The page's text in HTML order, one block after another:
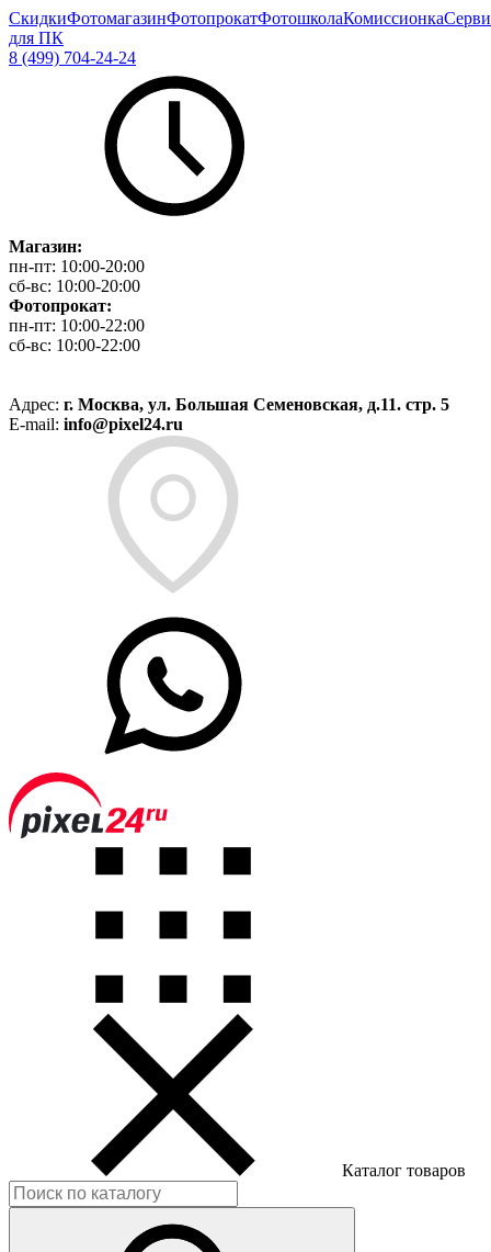
СкидкиФотомагазинФотопрокатФотошколаКомиссионка
для ПК
8 (499) 704-24-24
Магазин:
пн-пт: 10:00-20:00
сб-вс: 10:00-20:00
Фотопрокат:
пн-пт: 10:00-22:00
сб-вс: 10:00-22:00
Адрес: г. Москва, ул. Большая Семеновская, д.11. стр. 5
E-mail: info@pixel24.ru
Каталог товаров